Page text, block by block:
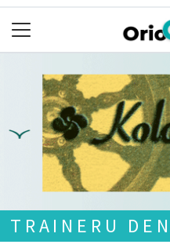
TRAINERU